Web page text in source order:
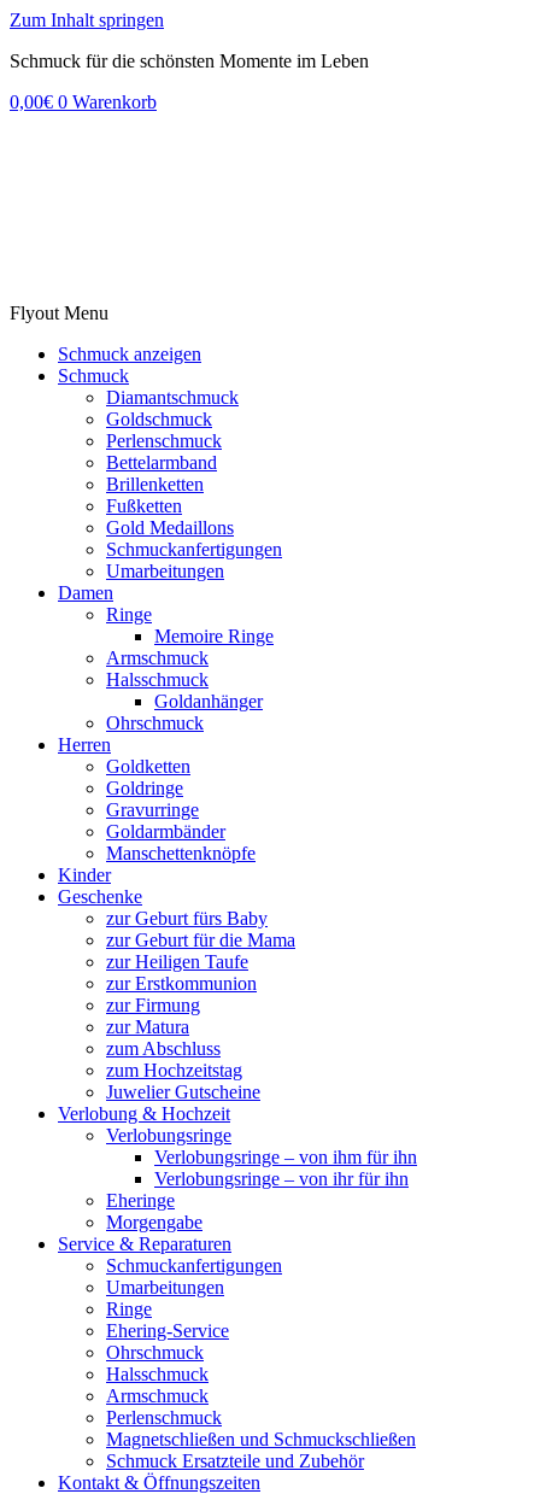
Zum Inhalt springen
Schmuck für die schönsten Momente im Leben
0,00€ 0 Warenkorb
Flyout Menu
Schmuck anzeigen
Schmuck
Diamantschmuck
Goldschmuck
Perlenschmuck
Bettelarmband
Brillenketten
Fußketten
Gold Medaillons
Schmuckanfertigungen
Umarbeitungen
Damen
Ringe
Memoire Ringe
Armschmuck
Halsschmuck
Goldanhänger
Ohrschmuck
Herren
Goldketten
Goldringe
Gravurringe
Goldarmbänder
Manschettenknöpfe
Kinder
Geschenke
zur Geburt fürs Baby
zur Geburt für die Mama
zur Heiligen Taufe
zur Erstkommunion
zur Firmung
zur Matura
zum Abschluss
zum Hochzeitstag
Juwelier Gutscheine
Verlobung & Hochzeit
Verlobungsringe
Verlobungsringe – von ihm für ihn
Verlobungsringe – von ihr für ihn
Eheringe
Morgengabe
Service & Reparaturen
Schmuckanfertigungen
Umarbeitungen
Ringe
Ehering-Service
Ohrschmuck
Halsschmuck
Armschmuck
Perlenschmuck
Magnetschließen und Schmuckschließen
Schmuck Ersatzteile und Zubehör
Kontakt & Öffnungszeiten